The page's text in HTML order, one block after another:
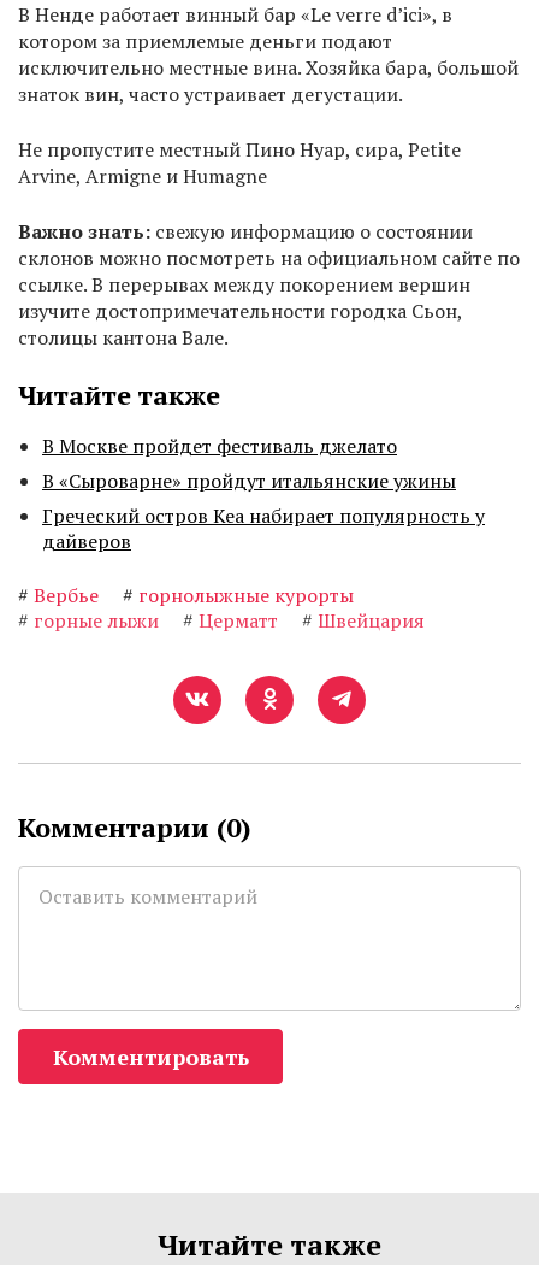
В Ненде работает винный бар «Le verre d’ici», в
котором за приемлемые деньги подают
исключительно местные вина. Хозяйка бара, большой
знаток вин, часто устраивает дегустации.
Не пропустите местный Пино Нуар, сира, Petite
Arvine, Armigne и Humagne
Важно знать: свежую информацию о состоянии
склонов можно посмотреть на официальном сайте по
ссылке. В перерывах между покорением вершин
изучите достопримечательности городка Сьон,
столицы кантона Вале.
Читайте также
В Москве пройдет фестиваль джелато
В «Сыроварне» пройдут итальянские ужины
Греческий остров Кеа набирает популярность у
дайверов
# Вербье # горнолыжные курорты
# горные лыжи # Церматт # Швейцария
Комментарии (0)
Комментировать
Читайте также